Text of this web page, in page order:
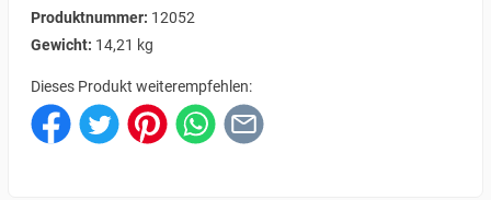
Produktnummer: 12052
Gewicht: 14,21 kg
Dieses Produkt weiterempfehlen: